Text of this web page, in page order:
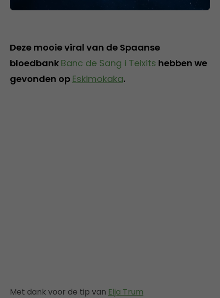
Deze mooie viral van de Spaanse
bloedbank Banc de Sang i Teixits hebben we
gevonden op Eskimokaka.
Met dank voor de tip van Elja Trum